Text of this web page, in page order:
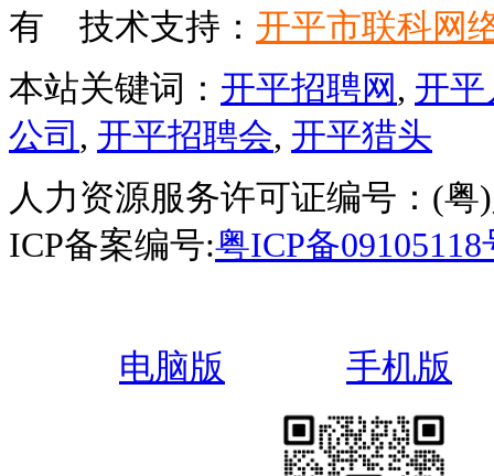
有 技术支持： 开平市联科网
本站关键词： 开平招聘网 , 开
公司 , 开平招聘会, 开平猎头
人力资源服务许可证编号：(
ICP备案编号:粤ICP备09105118
电脑版 手机版